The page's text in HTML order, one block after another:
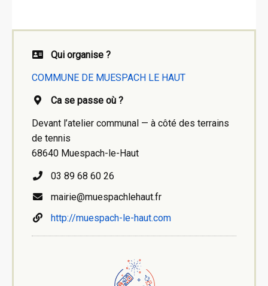
Qui organise ?
COMMUNE DE MUESPACH LE HAUT
Ca se passe où ?
Devant l’atelier communal — à côté des terrains
de tennis
68640 Muespach-le-Haut
03 89 68 60 26
mairie@muespachlehaut.fr
http://muespach-le-haut.com